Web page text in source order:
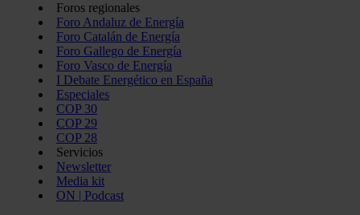
Foros regionales
Foro Andaluz de Energía
Foro Catalán de Energía
Foro Gallego de Energía
Foro Vasco de Energía
I Debate Energético en España
Especiales
COP 30
COP 29
COP 28
Servicios
Newsletter
Media kit
ON | Podcast